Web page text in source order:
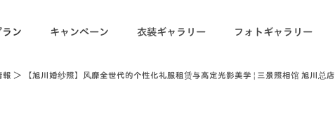
ン キャンペーン 衣装ギャラリー フォトギャラリー
報 ＞ 【旭川婚纱照】风靡全世代的个性化礼服租赁与高定光影美学 | 三景照相馆 旭川总店